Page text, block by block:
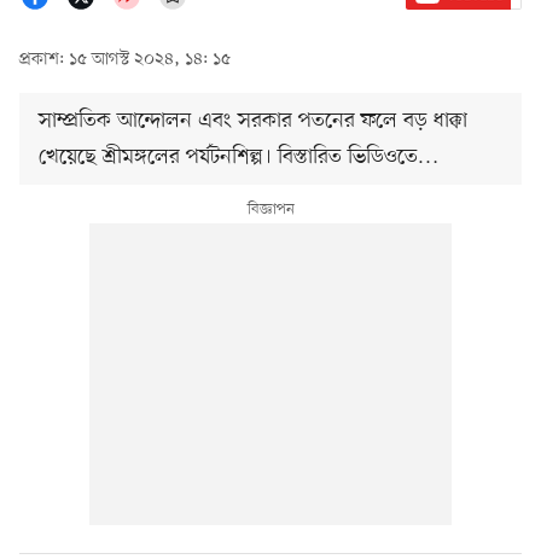
প্রকাশ: ১৫ আগস্ট ২০২৪, ১৪: ১৫
সাম্প্রতিক আন্দোলন এবং সরকার পতনের ফলে বড় ধাক্কা
খেয়েছে শ্রীমঙ্গলের পর্যটনশিল্প। বিস্তারিত ভিডিওতে…